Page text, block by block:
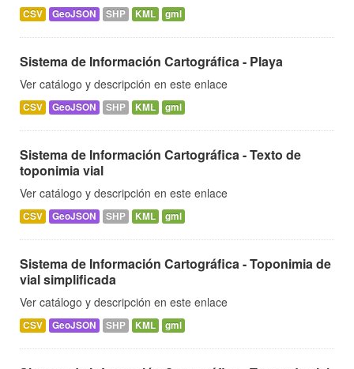
CSV GeoJSON SHP KML gml
Sistema de Información Cartográfica - Playa
Ver catálogo y descripción en este enlace
CSV GeoJSON SHP KML gml
Sistema de Información Cartográfica - Texto de
toponimia vial
Ver catálogo y descripción en este enlace
CSV GeoJSON SHP KML gml
Sistema de Información Cartográfica - Toponimia de
vial simplificada
Ver catálogo y descripción en este enlace
CSV GeoJSON SHP KML gml